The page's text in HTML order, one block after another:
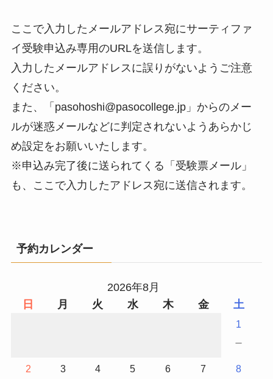
ここで入力したメールアドレス宛にサーティファ
イ受験申込み専用のURLを送信します。
入力したメールアドレスに誤りがないようご注意
ください。
また、「pasohoshi@pasocollege.jp」からのメー
ルが迷惑メールなどに判定されないようあらかじ
め設定をお願いいたします。
※申込み完了後に送られてくる「受験票メール」
も、ここで入力したアドレス宛に送信されます。
予約カレンダー
2026年8月
日
月 火 水 木 金 土
1
－
2 3 4 5 6 7 8